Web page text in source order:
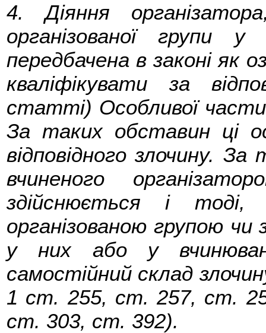
4. Діяння
організованої групи
передбачена в законі як
кваліфікувати за
статті) Особливої
За таких обставин ці
відповідного злочину.
вчиненого
здійснюється і тоді,
організованою групою чи
у них або у
самостійний склад
1 ст. 255, ст. 257, ст.
ст. 303, ст. 392).